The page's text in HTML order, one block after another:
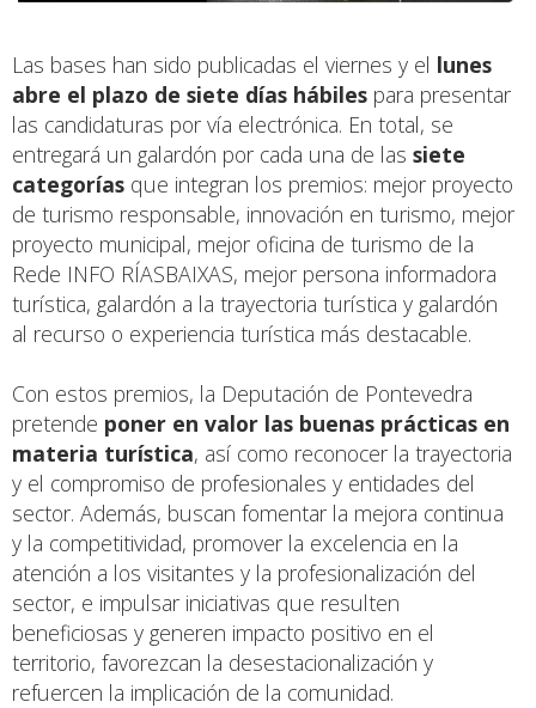
Las bases han sido publicadas el viernes y el lunes
abre el plazo de siete días hábiles para presentar
las candidaturas por vía electrónica. En total, se
entregará un galardón por cada una de las siete
categorías que integran los premios: mejor proyecto
de turismo responsable, innovación en turismo, mejor
proyecto municipal, mejor oficina de turismo de la
Rede INFO RÍASBAIXAS, mejor persona informadora
turística, galardón a la trayectoria turística y galardón
al recurso o experiencia turística más destacable.
Con estos premios, la Deputación de Pontevedra
pretende poner en valor las buenas prácticas en
materia turística, así como reconocer la trayectoria
y el compromiso de profesionales y entidades del
sector. Además, buscan fomentar la mejora continua
y la competitividad, promover la excelencia en la
atención a los visitantes y la profesionalización del
sector, e impulsar iniciativas que resulten
beneficiosas y generen impacto positivo en el
territorio, favorezcan la desestacionalización y
refuercen la implicación de la comunidad.